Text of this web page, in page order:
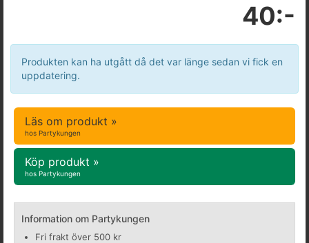
40:-
Produkten kan ha utgått då det var länge sedan vi fick en
uppdatering.
Läs om produkt »
hos Partykungen
Köp produkt »
hos Partykungen
Information om Partykungen
Fri frakt över 500 kr